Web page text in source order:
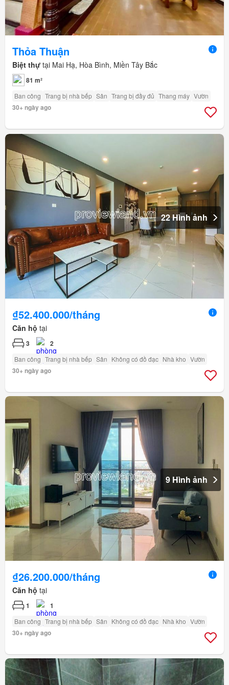
Thỏa Thuận
Biệt thự tại Mai Hạ, Hòa Bình, Miền Tây Bắc
81 m²
Ban công Trang bị nhà bếp Sân Trang bị đầy đủ Thang máy Vườn
30+ ngày ago
22 Hình ảnh
₫52.400.000/tháng
Căn hộ tại
3 2
Ban công Trang bị nhà bếp Sân Không có đồ đạc Nhà kho Vườn
30+ ngày ago
9 Hình ảnh
₫26.200.000/tháng
Căn hộ tại
1 1
Ban công Trang bị nhà bếp Sân Không có đồ đạc Nhà kho Vườn
30+ ngày ago